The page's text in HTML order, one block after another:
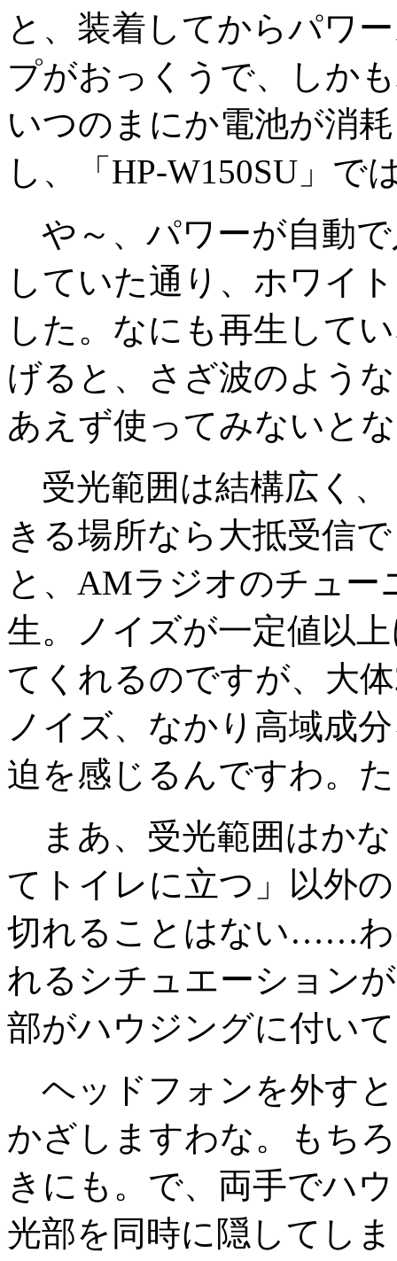
と、装着してからパワ
プがおっくうで、しか
いつのまにか電池が消
し、「HP-W150SU」
や～、パワーが自動
していた通り、ホワイ
した。なにも再生して
げると、さざ波のよう
あえず使ってみないと
受光範囲は結構広く
きる場所なら大抵受信
と、AMラジオのチュ
生。ノイズが一定値以
てくれるのですが、大
ノイズ、なかり高域成
迫を感じるんですわ。
まあ、受光範囲はか
てトイレに立つ」以外
切れることはない……わ
れるシチュエーション
部がハウジングに付い
ヘッドフォンを外す
かざしますわな。もち
きにも。で、両手でハ
光部を同時に隠してし